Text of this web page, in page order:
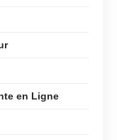
en Ligne